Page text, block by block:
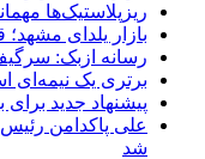
ریزپلاستیک‌ها
بازار یلدای
رسانه ازبک:
برتری یک نیمه‌ای
پیشنهاد جدید برای
علی پاکدامن
شد